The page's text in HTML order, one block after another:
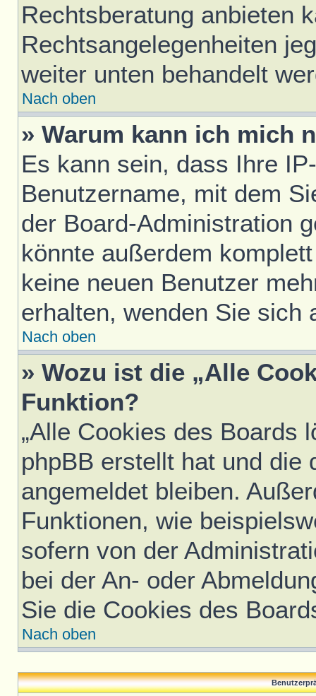
Rechtsberatung anbieten
Rechtsangelegenheiten
weiter unten behandelt
Nach oben
» Warum kann ich mich
Es kann sein, dass Ihre
Benutzername, mit dem
der Board-Administration
könnte außerdem
keine neuen Benutzer
erhalten, wenden Sie sich
Nach oben
» Wozu ist die „Alle
Funktion?
„Alle Cookies des Boards
phpBB erstellt hat und die
angemeldet bleiben.
Funktionen, wie
sofern von der
bei der An- oder
Sie die Cookies des
Nach oben